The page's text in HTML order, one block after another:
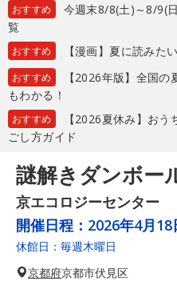
おすすめ
今週末8/8(土)～8/9(
覧
おすすめ 【漫画】夏に読みた
おすすめ
【2026年版】全国
もわかる！
おすすめ
【2026夏休み】お
ごし方ガイド
謎解きダンボー
京エコロジーセンター
開催日程： 2026年4月
休館日：毎週木曜日
京都府京都市伏見区